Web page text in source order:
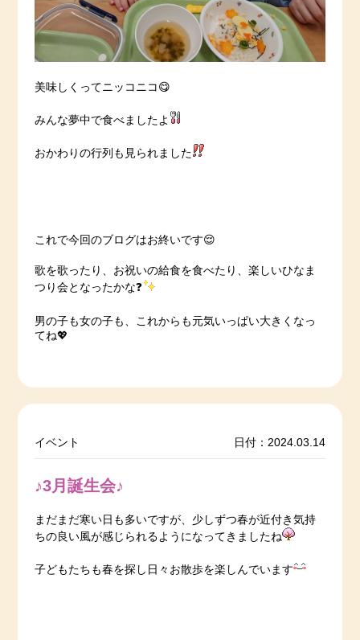
美味しくってニッコニコ😋
みんな夢中で食べましたよ
おかわりの行列も見られました
これで今回のブログはお終いです😌
歌を歌ったり、お祝いの給食を食べたり、楽しいひなま
つり会となったかな❓
男の子も女の子も、これからも元気いっぱい大きくなっ
てね💖
イベント 日付：2024.03.14
♪3月誕生会♪
まだまだ寒い日も多いですが、少しずつ春が近付き気持
ちの良い風が感じられるようになってきましたね
子どもたちも春を探し日々お散歩を楽しんでいます